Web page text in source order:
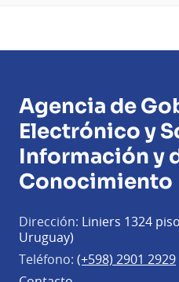
Agencia de
Electrónico y
Información y
Conocimiento
Dirección: Liniers 1324
Uruguay)
Teléfono: (+598) 2901 2929